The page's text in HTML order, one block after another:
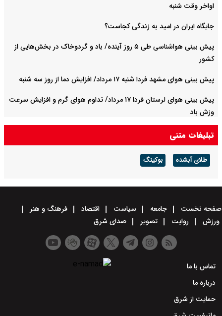
اواخر وقت شنبه
جایگاه ایران در امید به زندگی کجاست؟
پیش بینی هواشناسی طی ۵ روز آینده/ باد و گردوخاک در بخش‌هایی از
کشور
پیش بینی هوای مشهد فردا شنبه ۱۷ مرداد/ افزایش دما از روز سه شنبه
پیش بینی هوای لرستان فردا ۱۷ مرداد/ تداوم هوای گرم و افزایش سرعت
وزش باد
تبلیغات متنی
طلای آبشده بوکینگ
صفحه نخست جامعه سیاست اقتصاد
فرهنگ و هنر
ورزش
روایت تصویر صدای شرق
تماس با ما
درباره ما
حمایت از شرق